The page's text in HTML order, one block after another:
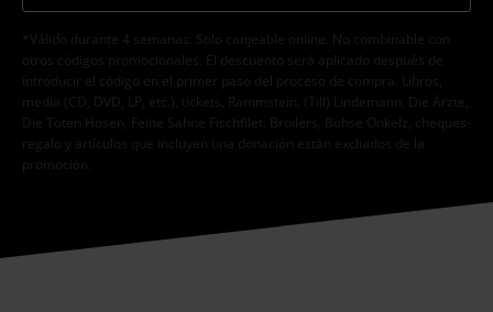
*Válido durante 4 semanas. Solo canjeable online. No combinable con
otros códigos promocionales. El descuento será aplicado después de
introducir el código en el primer paso del proceso de compra. Libros,
media (CD, DVD, LP, etc.), tickets, Rammstein, (Till) Lindemann, Die Ärzte,
Die Toten Hosen, Feine Sahne Fischfilet, Broilers, Böhse Onkelz, cheques-
regalo y artículos que incluyen una donación están excluidos de la
promoción.